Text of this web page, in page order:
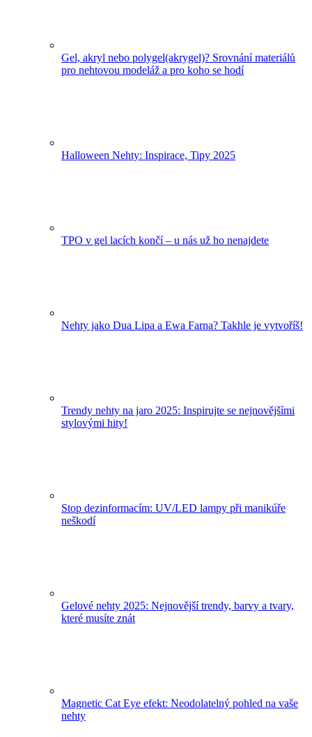
Gel, akryl nebo polygel(akrygel)? Srovnání materiálů
pro nehtovou modeláž a pro koho se hodí
Halloween Nehty: Inspirace, Tipy 2025
TPO v gel lacích končí – u nás už ho nenajdete
Nehty jako Dua Lipa a Ewa Farna? Takhle je vytvoříš!
Trendy nehty na jaro 2025: Inspirujte se nejnovějšími
stylovými hity!
Stop dezinformacím: UV/LED lampy při manikúře
neškodí
Gelové nehty 2025: Nejnovější trendy, barvy a tvary,
které musíte znát
Magnetic Cat Eye efekt: Neodolatelný pohled na vaše
nehty